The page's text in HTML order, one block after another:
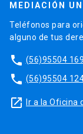
MEDIACIÓN
Teléfonos para
alguno de tus
phone (56)95504
phone (56)95504
launch Ir a la Oficina